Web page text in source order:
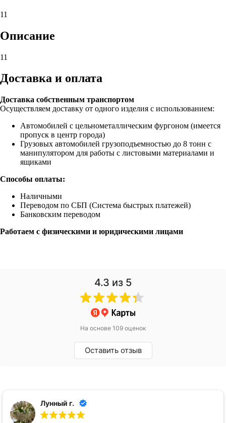
11
Описание
11
Доставка и оплата
Доставка собственным транспортом
Осуществляем доставку от одного изделия с использованием:
Автомобилей с цельнометаллическим фургоном (имеется
пропуск в центр города)
Грузовых автомобилей грузоподъемностью до 8 тонн с
манипулятором для работы с листовыми материалами и
ящиками
Способы оплаты:
Наличными
Переводом по СБП (Система быстрых платежей)
Банковским переводом
Работаем с физическими и юридическими лицами
4.3 из 5
На основе 109 оценок
Оставить отзыв
Лунный г.